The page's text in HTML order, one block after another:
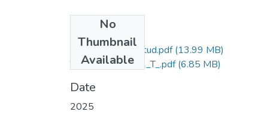
No
Thumbnail
Available
Grado de Similitud.pdf(13.99 MB)
T036_73806382_T_.pdf(6.85 MB)
Date
2025